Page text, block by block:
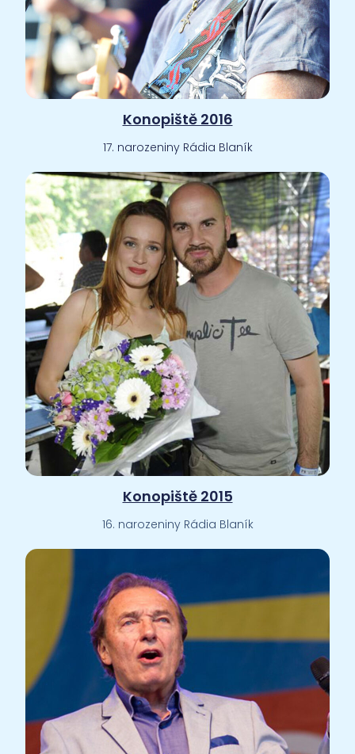
Konopiště 2016
17. narozeniny Rádia Blaník
Konopiště 2015
16. narozeniny Rádia Blaník